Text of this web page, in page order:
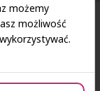
możemy
możliwość